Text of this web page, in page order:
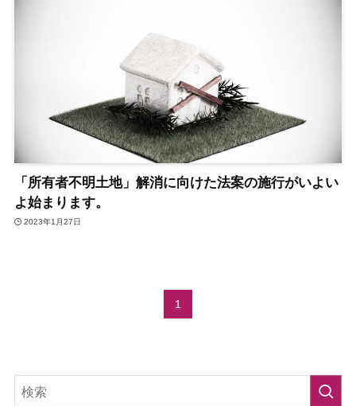
「所有者不明土地」解消に向けた法案の施行がいよい
よ始まります。
2023年1月27日
1